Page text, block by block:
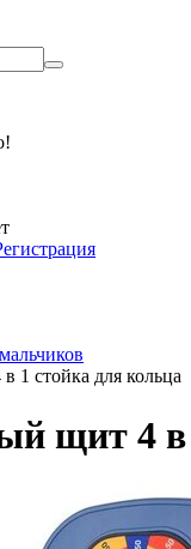
1 стойка для кольца
щит 4